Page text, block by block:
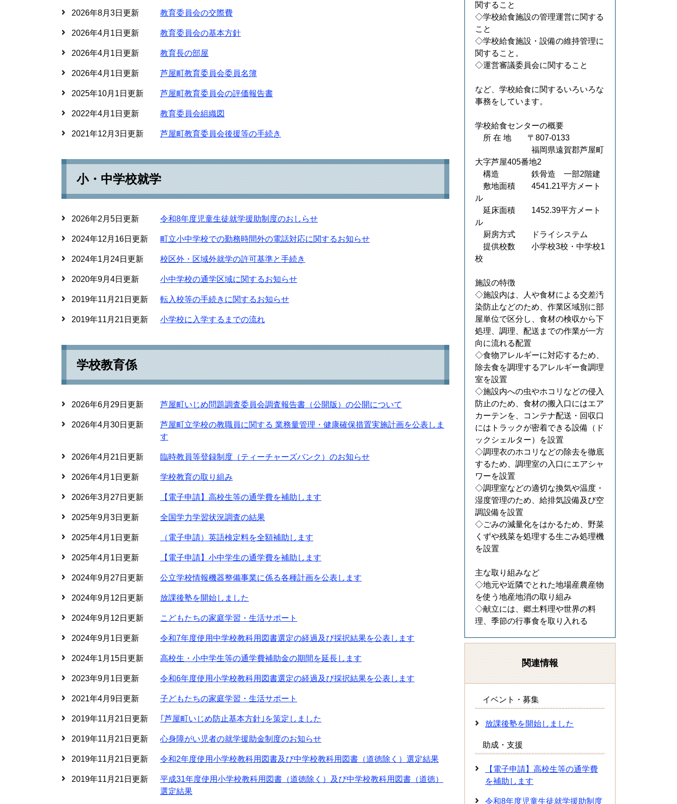
2026年8月3日更新 教育委員会の交際費
2026年4月1日更新 教育委員会の基本方針
2026年4月1日更新 教育長の部屋
2026年4月1日更新 芦屋町教育委員会委員名簿
2025年10月1日更新 芦屋町教育委員会の評価報告書
2022年4月1日更新 教育委員会組織図
2021年12月3日更新 芦屋町教育委員会後援等の手続き
小・中学校就学
2026年2月5日更新 令和8年度児童生徒就学援助制度のおしらせ
2024年12月16日更新 町立小中学校での勤務時間外の電話対応に関するお知らせ
2024年1月24日更新 校区外・区域外就学の許可基準と手続き
2020年9月4日更新 小中学校の通学区域に関するお知らせ
2019年11月21日更新 転入校等の手続きに関するお知らせ
2019年11月21日更新 小学校に入学するまでの流れ
学校教育係
2026年6月29日更新 芦屋町いじめ問題調査委員会調査報告書（公開版）の公開について
2026年4月30日更新
芦屋町立学校の教職員に関する 業務量管理・健康確保措置実施計画を公表しま
す
2026年4月21日更新 臨時教員等登録制度（ティーチャーズバンク）のお知らせ
2026年4月1日更新 学校教育の取り組み
2026年3月27日更新 【電子申請】高校生等の通学費を補助します
2025年9月3日更新 全国学力学習状況調査の結果
2025年4月1日更新 （電子申請）英語検定料を全額補助します
2025年4月1日更新 【電子申請】小中学生の通学費を補助します
2024年9月27日更新 公立学校情報機器整備事業に係る各種計画を公表します
2024年9月12日更新 放課後塾を開始しました
2024年9月12日更新 こどもたちの家庭学習・生活サポート
2024年9月1日更新 令和7年度使用中学校教科用図書選定の経過及び採択結果を公表します
2024年1月15日更新 高校生・小中学生等の通学費補助金の期間を延長します
2023年9月1日更新 令和6年度使用小学校教科用図書選定の経過及び採択結果を公表します
2021年4月9日更新 子どもたちの家庭学習・生活サポート
2019年11月21日更新 ｢芦屋町いじめ防止基本方針｣を策定しました
2019年11月21日更新 心身障がい児者の就学援助金制度のお知らせ
2019年11月21日更新 令和2年度使用小学校教科用図書及び中学校教科用図書（道徳除く）選定結果
2019年11月21日更新
平成31年度使用小学校教科用図書（道徳除く）及び中学校教科用図書（道徳）
選定結果
関すること
◇学校給食施設の管理運営に関する
こと
◇学校給食施設・設備の維持管理に
関すること。
◇運営審議委員会に関すること
など、学校給食に関するいろいろな
事務をしています。
学校給食センターの概要
所 在 地 〒807-0133
福岡県遠賀郡芦屋町
大字芦屋405番地2
構造 鉄骨造 一部2階建
敷地面積 4541.21平方メート
ル
延床面積 1452.39平方メート
ル
厨房方式 ドライシステム
提供校数 小学校3校・中学校1
校
施設の特徴
◇施設内は、人や食材による交差汚
染防止などのため、作業区域別に部
屋単位で区分し、食材の検収から下
処理、調理、配送までの作業が一方
向に流れる配置
◇食物アレルギーに対応するため、
除去食を調理するアレルギー食調理
室を設置
◇施設内への虫やホコリなどの侵入
防止のため、食材の搬入口にはエア
カーテンを、コンテナ配送・回収口
にはトラックが密着できる設備（ド
ックシェルター）を設置
◇調理衣のホコリなどの除去を徹底
するため、調理室の入口にエアシャ
ワーを設置
◇調理室などの適切な換気や温度・
湿度管理のため、給排気設備及び空
調設備を設置
◇ごみの減量化をはかるため、野菜
くずや残菜を処理する生ごみ処理機
を設置
主な取り組みなど
◇地元や近隣でとれた地場産農産物
を使う地産地消の取り組み
◇献立には、郷土料理や世界の料
理、季節の行事食を取り入れる
関連情報
イベント・募集
放課後塾を開始しました
助成・支援
【電子申請】高校生等の通学費
を補助します
令和8年度児童生徒就学援助制度